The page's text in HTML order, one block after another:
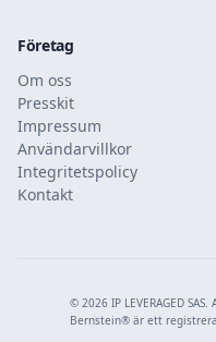
Företag
Om oss
Presskit
Impressum
Användarvillkor
Integritetspolicy
Kontakt
© 2026 IP LEVERAGED
Bernstein® är ett